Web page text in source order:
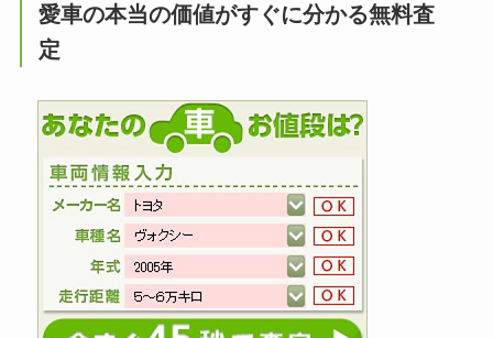
愛車の本当の価値がすぐに分かる無料査
定